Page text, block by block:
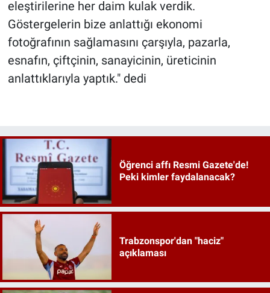
eleştirilerine her daim kulak verdik.
Göstergelerin bize anlattığı ekonomi
fotoğrafının sağlamasını çarşıyla, pazarla,
esnafın, çiftçinin, sanayicinin, üreticinin
anlattıklarıyla yaptık." dedi
Öğrenci affı Resmi Gazete'de!
Peki kimler faydalanacak?
Trabzonspor'dan "haciz"
açıklaması